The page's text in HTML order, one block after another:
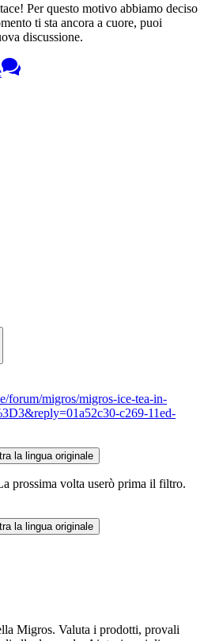
Per questo motivo abbiamo deciso
ti sta ancora a cuore, puoi
discussione.
forum/migros/migros-ice-tea-in-
c269-11ed-
la lingua originale
prossima volta userò prima il filtro.
la lingua originale
Migros. Valuta i prodotti, provali